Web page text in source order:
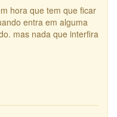
hora que tem que ficar
entra em alguma
mas nada que interfira